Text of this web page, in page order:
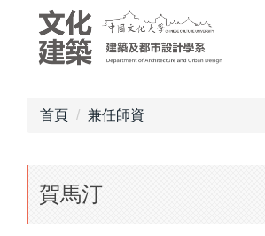
首頁 兼任師資
賀馬汀